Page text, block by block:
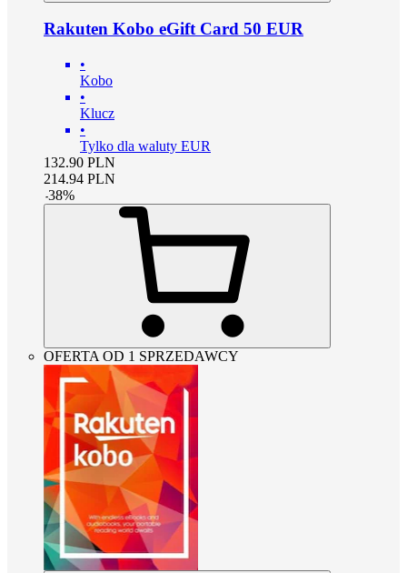
Rakuten Kobo eGift Card 50 EUR
•
Kobo
•
Klucz
•
Tylko dla waluty EUR
132.90 PLN
214.94 PLN
-38%
OFERTA OD 1 SPRZEDAWCY